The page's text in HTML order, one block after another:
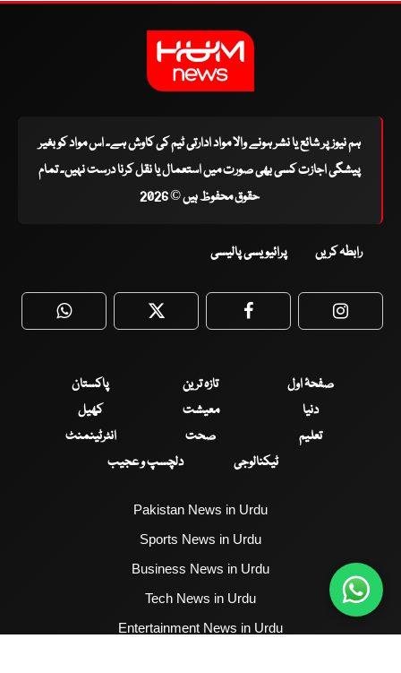
ہم نیوز پر شائع یا نشر ہونے والا مواد ادارتی ٹیم کی کاوش ہے۔ اس مواد کو بغیر
پیشگی اجازت کسی بھی صورت میں استعمال یا نقل کرنا درست نہیں۔ تمام
حقوق محفوظ ہیں © 2026
رابطہ کریں پرائیویسی پالیسی
WhatsApp Twitter Facebook
صفحۂ اول تازہ ترین
پاکستان
دنیا
معیشت
کھیل
تعلیم
صحت
انٹرٹینمنٹ
ٹیکنالوجی
دلچسپ و عجیب
Pakistan News in Urdu
Sports News in Urdu
Business News in Urdu
Tech News in Urdu
Entertainment News in Urdu